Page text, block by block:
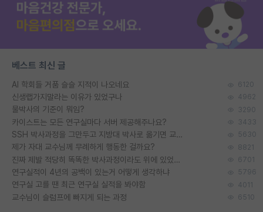
베스트 최신 글
AI 학회들 거품 슬슬 지적이 나오네요 6120
신생랩가지말라는 이유가 있었구나 4962
물박사의 기준이 뭐임? 3290
카이스트는 모든 연구실마다 서버 제공해주나요? 3433
SSH 박사과정을 그만두고 지방대 박사로 옮기면 교수의 꿈은 끝일까요? 5630
제가 자대 교수님께 무례하게 행동한 걸까요? 8821
진짜 제발 적당히 똑똑한 박사과정이라도 위에 있었으면.. 6701
연구실적이 4년의 공백이 있는거 어떻게 생각하냐 5796
연구실 고를 땐 최근 연구실 실적을 봐야함 4011
교수님이 슬럼프에 빠지게 되는 과정 6510